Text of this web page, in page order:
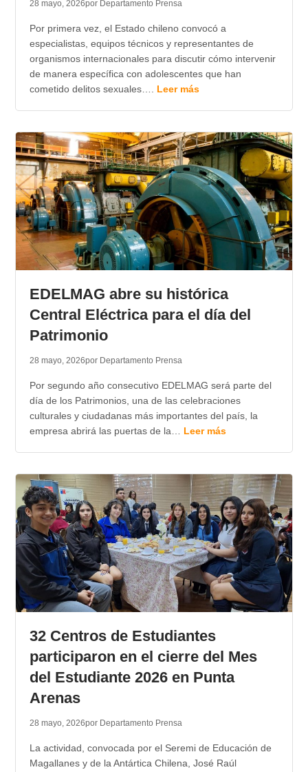
28 mayo, 2026por Departamento Prensa
Por primera vez, el Estado chileno convocó a
especialistas, equipos técnicos y representantes de
organismos internacionales para discutir cómo intervenir
de manera específica con adolescentes que han
cometido delitos sexuales…. Leer más
EDELMAG abre su histórica
Central Eléctrica para el día del
Patrimonio
28 mayo, 2026por Departamento Prensa
Por segundo año consecutivo EDELMAG será parte del
día de los Patrimonios, una de las celebraciones
culturales y ciudadanas más importantes del país, la
empresa abrirá las puertas de la… Leer más
32 Centros de Estudiantes
participaron en el cierre del Mes
del Estudiante 2026 en Punta
Arenas
28 mayo, 2026por Departamento Prensa
La actividad, convocada por el Seremi de Educación de
Magallanes y de la Antártica Chilena, José Raúl